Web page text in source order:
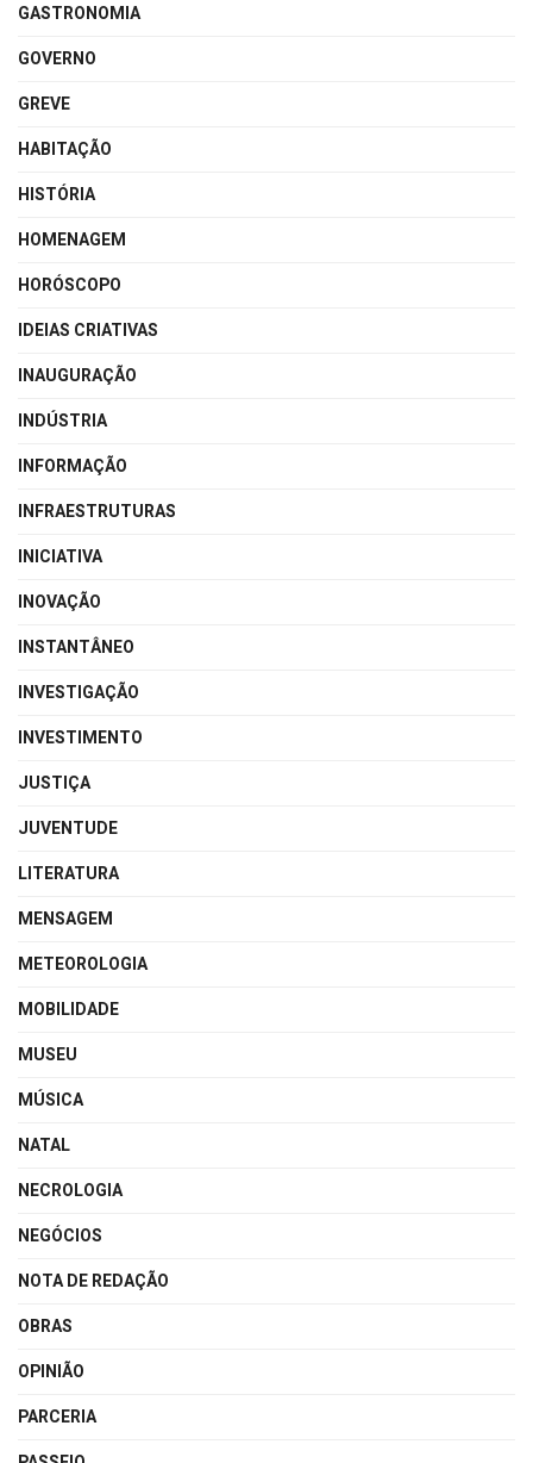
GASTRONOMIA
GOVERNO
GREVE
HABITAÇÃO
HISTÓRIA
HOMENAGEM
HORÓSCOPO
IDEIAS CRIATIVAS
INAUGURAÇÃO
INDÚSTRIA
INFORMAÇÃO
INFRAESTRUTURAS
INICIATIVA
INOVAÇÃO
INSTANTÂNEO
INVESTIGAÇÃO
INVESTIMENTO
JUSTIÇA
JUVENTUDE
LITERATURA
MENSAGEM
METEOROLOGIA
MOBILIDADE
MUSEU
MÚSICA
NATAL
NECROLOGIA
NEGÓCIOS
NOTA DE REDAÇÃO
OBRAS
OPINIÃO
PARCERIA